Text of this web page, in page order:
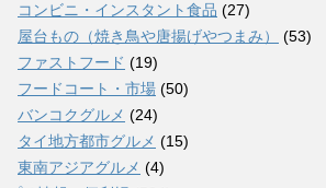
コンビニ・インスタント食品 (27)
屋台もの（焼き鳥や唐揚げやつまみ）
(53)
ファストフード (19)
フードコート・市場 (50)
バンコクグルメ (24)
タイ地方都市グルメ (15)
東南アジアグルメ (4)